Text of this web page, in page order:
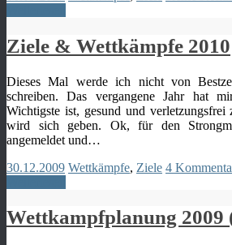
Ziele & Wettkämpfe 2010
Dieses Mal werde ich nicht von
schreiben. Das vergangene Jahr hat
Wichtigste ist, gesund und verletzungsfrei
wird sich geben. Ok, für den
angemeldet und…
30.12.2009 Wettkämpfe, Ziele 4
Wettkampfplanung 2009